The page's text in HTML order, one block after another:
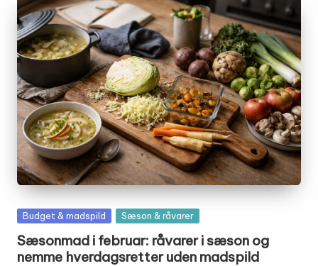
Posted
Budget & madspild Sæson & råvarer
Sæsonmad i februar: råvarer i sæson og
nemme hverdagsretter uden madspild